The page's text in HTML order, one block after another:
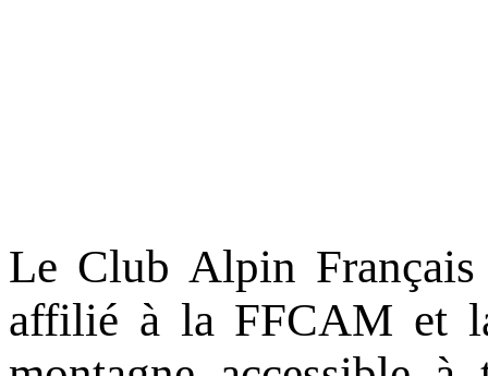
Le Club Alpin Français
affilié à la FFCAM et